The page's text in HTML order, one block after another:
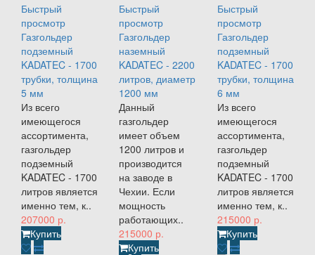
Быстрый
просмотр
Газгольдер
подземный
KADATEC - 1700
трубки, толщина
5 мм
Из всего
имеющегося
ассортимента,
газгольдер
подземный
KADATEC - 1700
литров является
именно тем, к..
207000 р.
Купить
Быстрый
просмотр
Газгольдер
наземный
KADATEC - 2200
литров, диаметр
1200 мм
Данный
газгольдер
имеет объем
1200 литров и
производится
на заводе в
Чехии. Если
мощность
работающих..
215000 р.
Купить
Быстрый
просмотр
Газгольдер
подземный
KADATEC - 1700
трубки, толщина
6 мм
Из всего
имеющегося
ассортимента,
газгольдер
подземный
KADATEC - 1700
литров является
именно тем, к..
215000 р.
Купить